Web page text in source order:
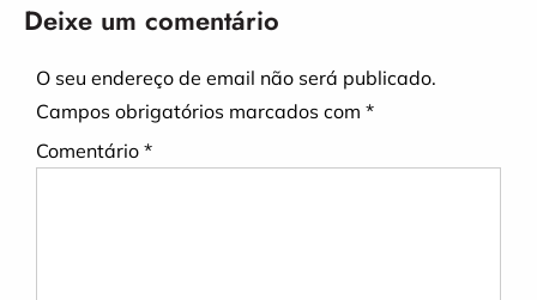
Deixe um comentário
O seu endereço de email não será publicado.
Campos obrigatórios marcados com *
Comentário *